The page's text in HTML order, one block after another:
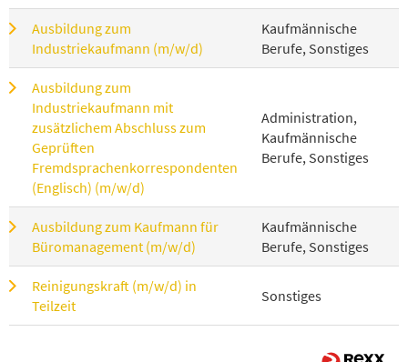
Ausbildung zum
Industriekaufmann (m/w/d)
Kaufmännische
Berufe, Sonstiges
Ausbildung zum
Industriekaufmann mit
zusätzlichem Abschluss zum
Geprüften
Fremdsprachenkorrespondenten
(Englisch) (m/w/d)
Administration,
Kaufmännische
Berufe, Sonstiges
Ausbildung zum Kaufmann für
Büromanagement (m/w/d)
Kaufmännische
Berufe, Sonstiges
Reinigungskraft (m/w/d) in
Teilzeit
Sonstiges